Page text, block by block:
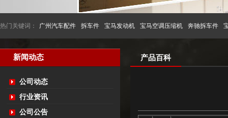
热门关键词： 广州汽车配件 拆车件 宝马发动机 宝马空调压缩机 奔驰拆车件
新闻动态
公司动态
行业资讯
公司公告
产品百科